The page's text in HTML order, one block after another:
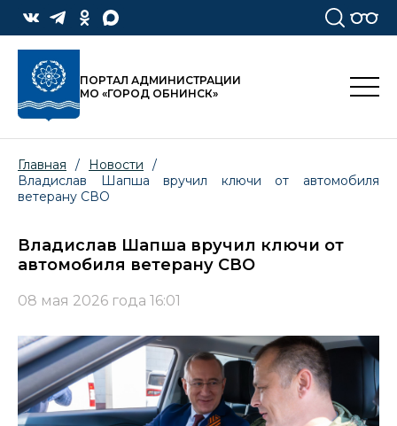
ПОРТАЛ АДМИНИСТРАЦИИ
МО «ГОРОД ОБНИНСК»
Главная / Новости
/
Владислав Шапша вручил ключи от автомобиля
ветерану СВО
Владислав Шапша вручил ключи от
автомобиля ветерану СВО
08 мая 2026 года 16:01